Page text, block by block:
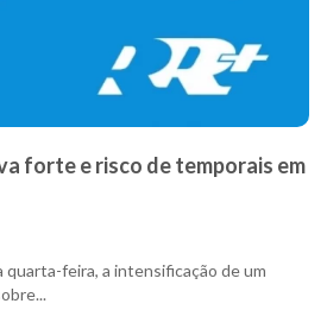
forte e risco de temporais em
feira, a intensificação de um